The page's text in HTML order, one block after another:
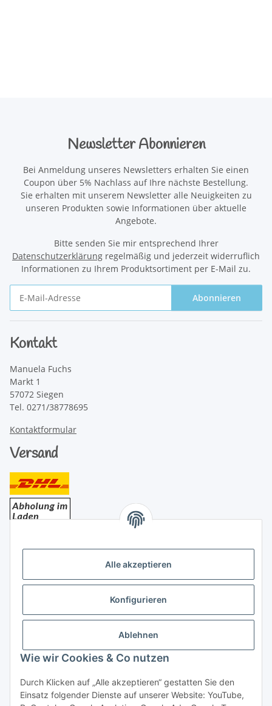
Alle akzeptieren
Konfigurieren
Ablehnen
Wie wir Cookies & Co nutzen
Durch Klicken auf „Alle akzeptieren“ gestatten Sie den
Einsatz folgender Dienste auf unserer Website: YouTube,
Newsletter Abonnieren
Bei Anmeldung unseres Newsletters erhalten Sie einen
Coupon über 5% Nachlass auf Ihre nächste Bestellung.
Sie erhalten mit unserem Newsletter alle Neuigkeiten zu
unseren Produkten sowie Informationen über aktuelle
Angebote.
Bitte senden Sie mir entsprechend Ihrer
Datenschutzerklärung regelmäßig und jederzeit widerruflich
Informationen zu Ihrem Produktsortiment per E-Mail zu.
Abonnieren
Kontakt
Manuela Fuchs
Markt 1
57072 Siegen
Tel. 0271/38778695
Kontaktformular
Versand
Rechtliches
Vertrag widerrufen